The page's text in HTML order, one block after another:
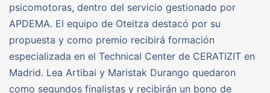
psicomotoras, dentro del servicio gestionado por
APDEMA. El equipo de Oteitza destacó por su
propuesta y como premio recibirá formación
especializada en el Technical Center de CERATIZIT en
Madrid. Lea Artibai y Maristak Durango quedaron
como segundos finalistas y recibirán un bono de